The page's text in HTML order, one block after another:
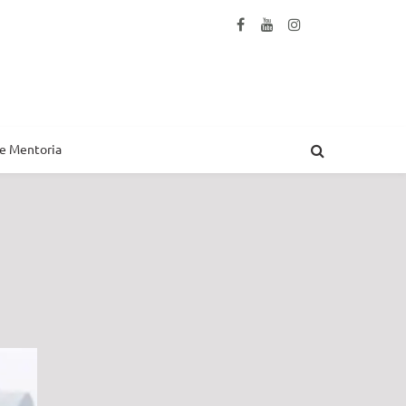
Mentoria